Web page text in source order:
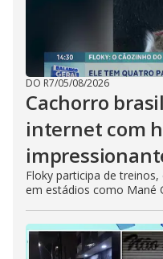
DO R7/05/08/2026
Cachorro
internet com
Floky participa de
em estádios como Mané